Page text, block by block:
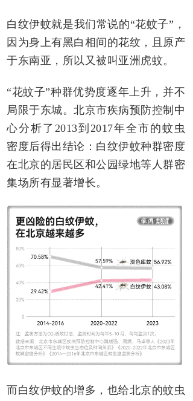
白纹伊蚊就是我们常说的“花蚊子”，
因为身上有黑白相间的花纹，且原产
于东南亚，所以又被叫亚洲虎蚊。
“花蚊子”种群优势度逐年上升，并不
局限于东城。北京市疾病预防控制中
心分析了2013到2017年全市的蚊虫
密度后得出结论：白纹伊蚊种群密度
在北京的居民区和公园绿地等人群密
集场所有显著增长。
而白纹伊蚊的增多，也给北京的蚊虫